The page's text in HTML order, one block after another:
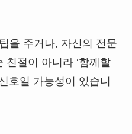
을 주거나, 자신의 전문
친절이 아니라 ‘함께할
호일 가능성이 있습니